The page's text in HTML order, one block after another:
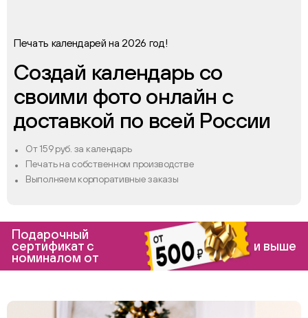
Печать календарей на 2026 год!
Создай календарь со
своими фото онлайн с
доставкой по всей России
От 159 руб. за календарь
Печать на собственном производстве
Выполняем корпоративные заказы
Подарочный
сертификат с
номиналом от
и выше